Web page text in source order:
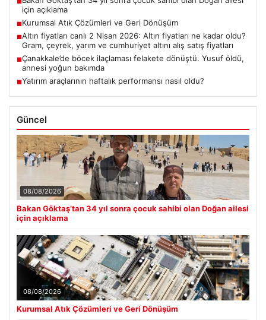
için açıklama
■Kurumsal Atık Çözümleri ve Geri Dönüşüm
■Altın fiyatları canlı 2 Nisan 2026: Altın fiyatları ne kadar oldu?
Gram, çeyrek, yarım ve cumhuriyet altını alış satış fiyatları
■Çanakkale’de böcek ilaçlaması felakete dönüştü. Yusuf öldü,
annesi yoğun bakımda
■Yatırım araçlarının haftalık performansı nasıl oldu?
Güncel
08/08/2026
Bakan Göktaş’tan 34 yıl sonra çocuk sahibi olan Doğan ailesi
için açıklama
08/08/2026
Kurumsal Atık Çözümleri ve Geri Dönüşüm